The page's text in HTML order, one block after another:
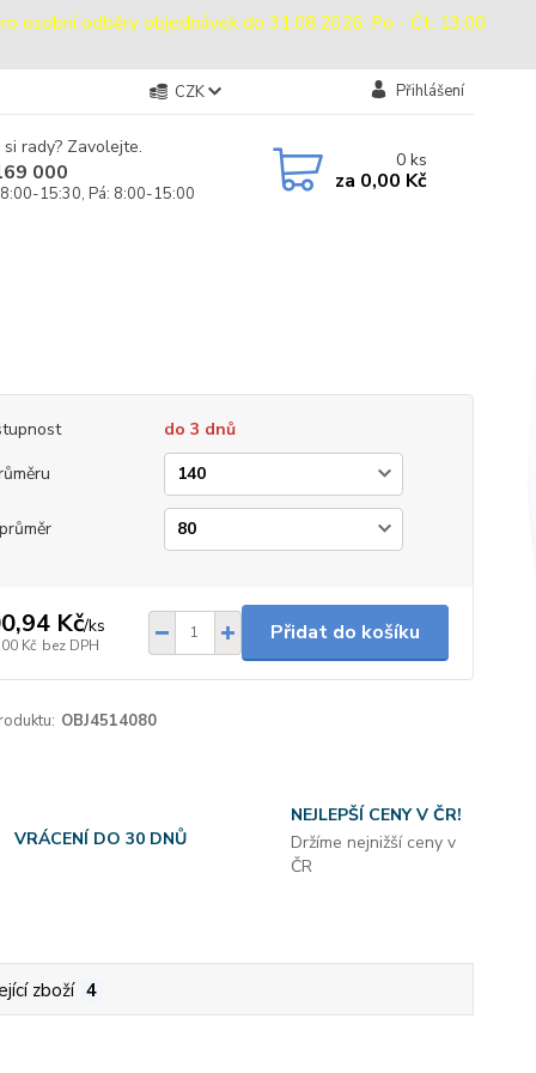
osobní odběry objednávek do 31.08.2026: Po - Čt: 13:00
CZK Přihlášení
rady? Zavolejte.
000
15:30, Pá: 8:00-15:00
0ks
za 0,00 Kč
do 3 dnů
Kč/ks
Kč bez DPH
Přidat do košíku
OBJ4514080
VRÁCENÍ DO 30 DNŮ
NEJLEPŠÍ CENY V ČR!
Držíme nejnižší ceny v
ČR
zboží 4